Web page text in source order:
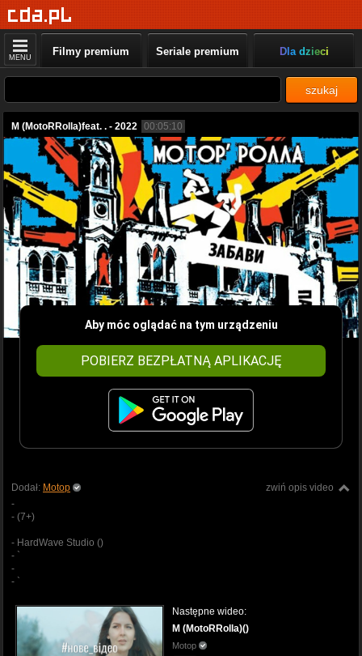
MENU Filmy premium Seriale premium Dla dzieci
szukaj
M (MotoRRolla)feat. . - 2022 00:05:10
Aby móc oglądać na tym urządzeniu
POBIERZ BEZPŁATNĄ APLIKACJĘ
zwiń opis video
Dodał: Motop
-
- (7+)
- HardWave Studio ()
- `
-
- `
Następne wideo:
M (MotoRRolla)()
Motop